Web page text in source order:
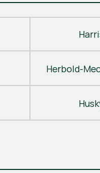
Herbold-